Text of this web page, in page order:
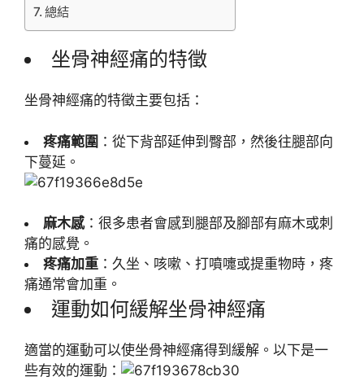
總結
坐骨神經痛的特徵
坐骨神經痛的特徵主要包括：
疼痛範圍 ：從下背部延伸到臀部，然後往腿部向
下蔓延。
麻木感：很多患者會感到腿部及腳部有麻木或刺
痛的感覺。
疼痛加重 ：久坐、咳嗽、打噴嚏或提重物時，疼
痛通常會加重。
運動如何緩解坐骨神經痛
適當的運動可以使坐骨神經痛得到緩解。以下是一
些有效的運動：